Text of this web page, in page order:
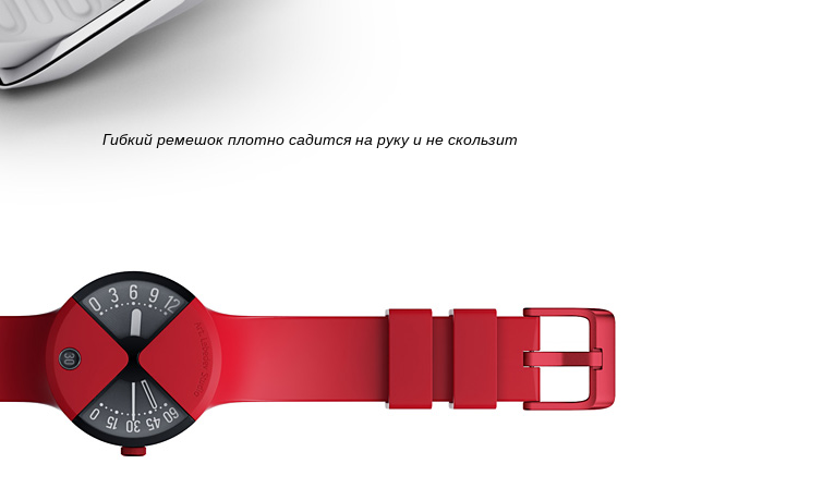
Гибкий ремешок плотно садится на руку и не скользит